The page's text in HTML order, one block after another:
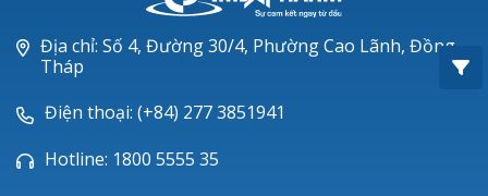
Piperacillin
Ticarlinat®
Zobacta®
Bacsulfo®
Địa chỉ: Số 4, Đường 30/4, Phường Cao Lãnh, Đồng
Tháp
Điện thoại: (+84) 277 3851941
Hotline: 1800 5555 35